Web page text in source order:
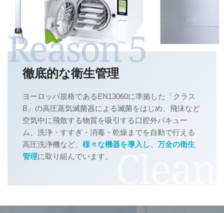
徹底的な衛生管理
ヨーロッパ規格であるEN13060に準拠した「クラス
B」の高圧蒸気滅菌器による滅菌をはじめ、飛沫など
空気中に飛散する物質を吸引する口腔外バキュー
ム、洗浄・すすぎ・消毒・乾燥までを自動で行える
高圧洗浄機など、 様々な機器を導入し、万全の衛生
管理に取り組んでいます。